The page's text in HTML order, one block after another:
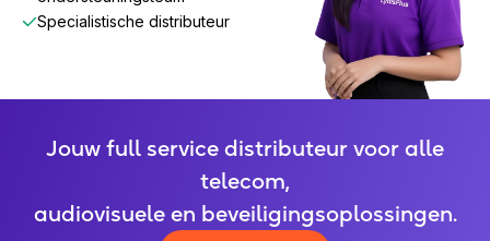
Specialistische distributeur
Jouw full service distributeur voor alle
telecom,
audiovisuele en beveiligingsoplossingen.